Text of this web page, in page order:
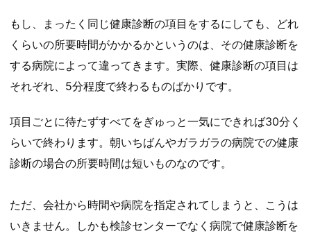
もし、まったく同じ健康診断の項目をするにしても、どれ
くらいの所要時間がかかるかというのは、その健康診断を
する病院によって違ってきます。実際、健康診断の項目は
それぞれ、5分程度で終わるものばかりです。
項目ごとに待たずすべてをぎゅっと一気にできれば30分く
らいで終わります。朝いちばんやガラガラの病院での健康
診断の場合の所要時間は短いものなのです。
ただ、会社から時間や病院を指定されてしまうと、こうは
いきません。しかも検診センターでなく病院で健康診断を